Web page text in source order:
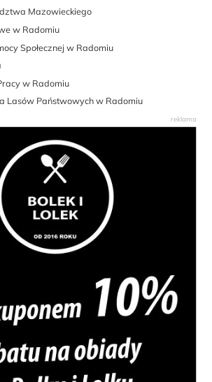
Mazowieckiego
w Radomiu
Społecznej w Radomiu
w Radomiu
Lasów Państwowych w Radomiu